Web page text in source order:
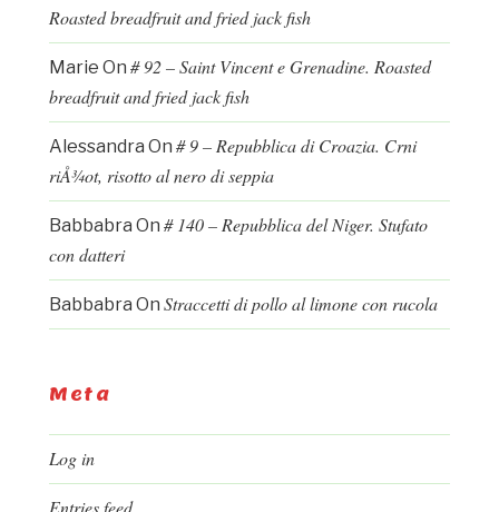
Roasted breadfruit and fried jack fish
Marie On # 92 – Saint Vincent e Grenadine. Roasted
breadfruit and fried jack fish
Alessandra On # 9 – Repubblica di Croazia. Crni
riÅ¾ot, risotto al nero di seppia
Babbabra On # 140 – Repubblica del Niger. Stufato
con datteri
Babbabra On Straccetti di pollo al limone con rucola
Meta
Log in
Entries feed